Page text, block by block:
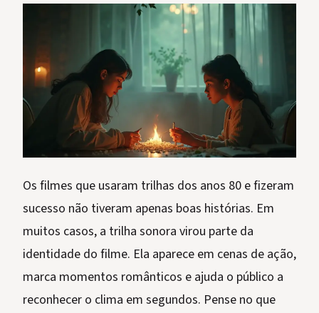
Os filmes que usaram trilhas dos anos 80 e fizeram
sucesso não tiveram apenas boas histórias. Em
muitos casos, a trilha sonora virou parte da
identidade do filme. Ela aparece em cenas de ação,
marca momentos românticos e ajuda o público a
reconhecer o clima em segundos. Pense no que